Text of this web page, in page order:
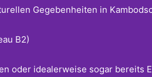
Gegebenheiten in
B2)
oder idealerweise sogar bereits